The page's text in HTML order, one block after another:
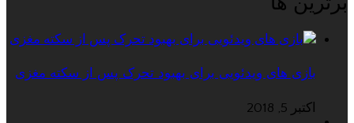
بازی های ویدئویی برای بهبود تحرک پس از سکته مغزی
اکتبر 5, 2018